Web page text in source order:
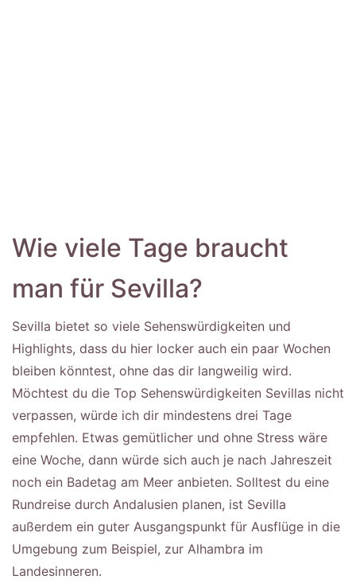
Wie viele Tage braucht
man für Sevilla?
Sevilla bietet so viele Sehenswürdigkeiten und
Highlights, dass du hier locker auch ein paar Wochen
bleiben könntest, ohne das dir langweilig wird.
Möchtest du die Top Sehenswürdigkeiten Sevillas nicht
verpassen, würde ich dir mindestens drei Tage
empfehlen. Etwas gemütlicher und ohne Stress wäre
eine Woche, dann würde sich auch je nach Jahreszeit
noch ein Badetag am Meer anbieten. Solltest du eine
Rundreise durch Andalusien planen, ist Sevilla
außerdem ein guter Ausgangspunkt für Ausflüge in die
Umgebung zum Beispiel, zur Alhambra im
Landesinneren.